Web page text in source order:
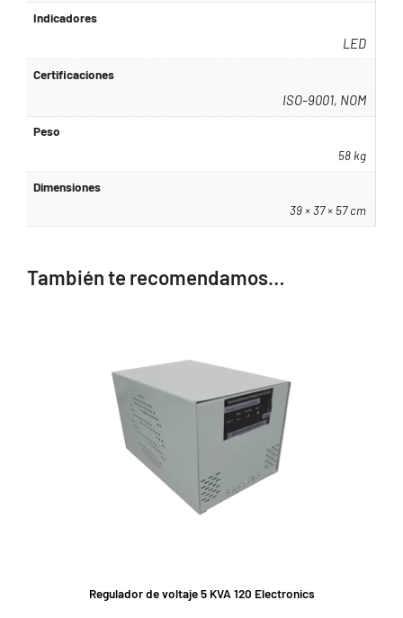
Indicadores
LED
Certificaciones
ISO-9001, NOM
Peso
58 kg
Dimensiones
39 × 37 × 57 cm
También te recomendamos…
Regulador de voltaje 5 KVA 120 Electronics